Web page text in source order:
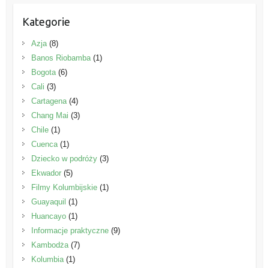
Kategorie
Azja(8)
Banos Riobamba(1)
Bogota(6)
Cali (3)
Cartagena(4)
Chang Mai (3)
Chile(1)
Cuenca(1)
Dziecko w podróży(3)
Ekwador(5)
Filmy Kolumbijskie(1)
Guayaquil (1)
Huancayo(1)
Informacje praktyczne(9)
Kambodża(7)
Kolumbia(1)